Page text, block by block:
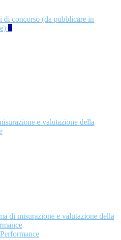
di concorso (da pubblicare in
2
e valutazione della
di misurazione e valutazione della